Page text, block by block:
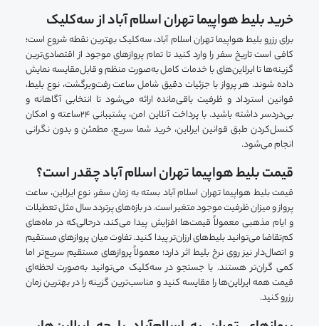
خرید بلیط هواپیما تهران اسلام آباد از سه‌کلیک
برای رزرو بلیط هواپیما تهران اسلام آباد، سه‌کلیک بهترین نقطه شروع است؛
کافی است تاریخ سفر را وارد کنید تا تمام پروازهای موجود از اقتصادی‌ترین
گزینه‌ها تا ایرلاین‌های با خدمات کامل به‌صورت منظم و قابل‌مقایسه نمایش
داده شوند. هر پرواز با جزئیات دقیق شامل ساعت رفت‌وبرگشت، نوع بلیط،
قوانین استرداد و ظرفیت باقی‌مانده ارائه می‌شود تا انتخابی آگاهانه و
بی‌دردسر داشته باشید. با پرداخت آنلاین امن، پشتیبانی ۲۴ساعته و امکان
کنسل‌کردن طبق قوانین ایرلاین، خرید شما سریع، مطمئن و بدون نگرانی
انجام می‌شود.
قیمت بلیط هواپیما تهران اسلام آباد چقدر است؟
قیمت بلیط هواپیما تهران اسلام آباد بسته به زمان سفر، نوع ایرلاین، ساعت
پرواز و میزان ظرفیت موجود متغیر است. در بازه‌های پرتردد سال مثل تعطیلات
و ایام مذهبی معمولاً قیمت‌ها افزایش پیدا می‌کند، درحالی‌که در ماه‌های
کم‌تقاضا می‌توانید بلیط‌های ارزان‌تر پیدا کنید. تفاوت میان پروازهای مستقیم
و اتصال‌دار نیز روی نرخ بلیط اثر دارد؛ معمولاً پروازهای مستقیم سریع‌تر اما
کمی گران‌تر هستند. با جستجو در سه‌کلیک می‌توانید به‌صورت لحظه‌ای
قیمت همه ایرلاین‌ها را مقایسه کنید و مناسب‌ترین گزینه را در بهترین زمان
رزرو کنید.